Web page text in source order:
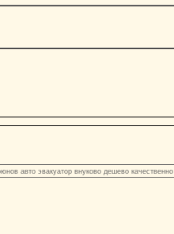
авто эвакуатор внуково дешево качественно